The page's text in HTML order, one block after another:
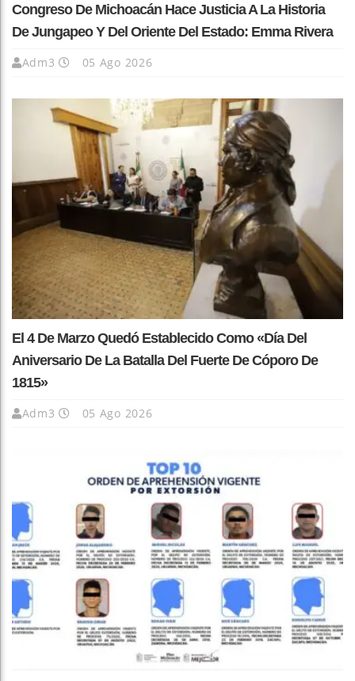
Congreso De Michoacán Hace Justicia A La Historia
De Jungapeo Y Del Oriente Del Estado: Emma Rivera
Adm3 05 Ago 2026
El 4 De Marzo Quedó Establecido Como «Día Del
Aniversario De La Batalla Del Fuerte De Cóporo De
1815»
Adm3 05 Ago 2026